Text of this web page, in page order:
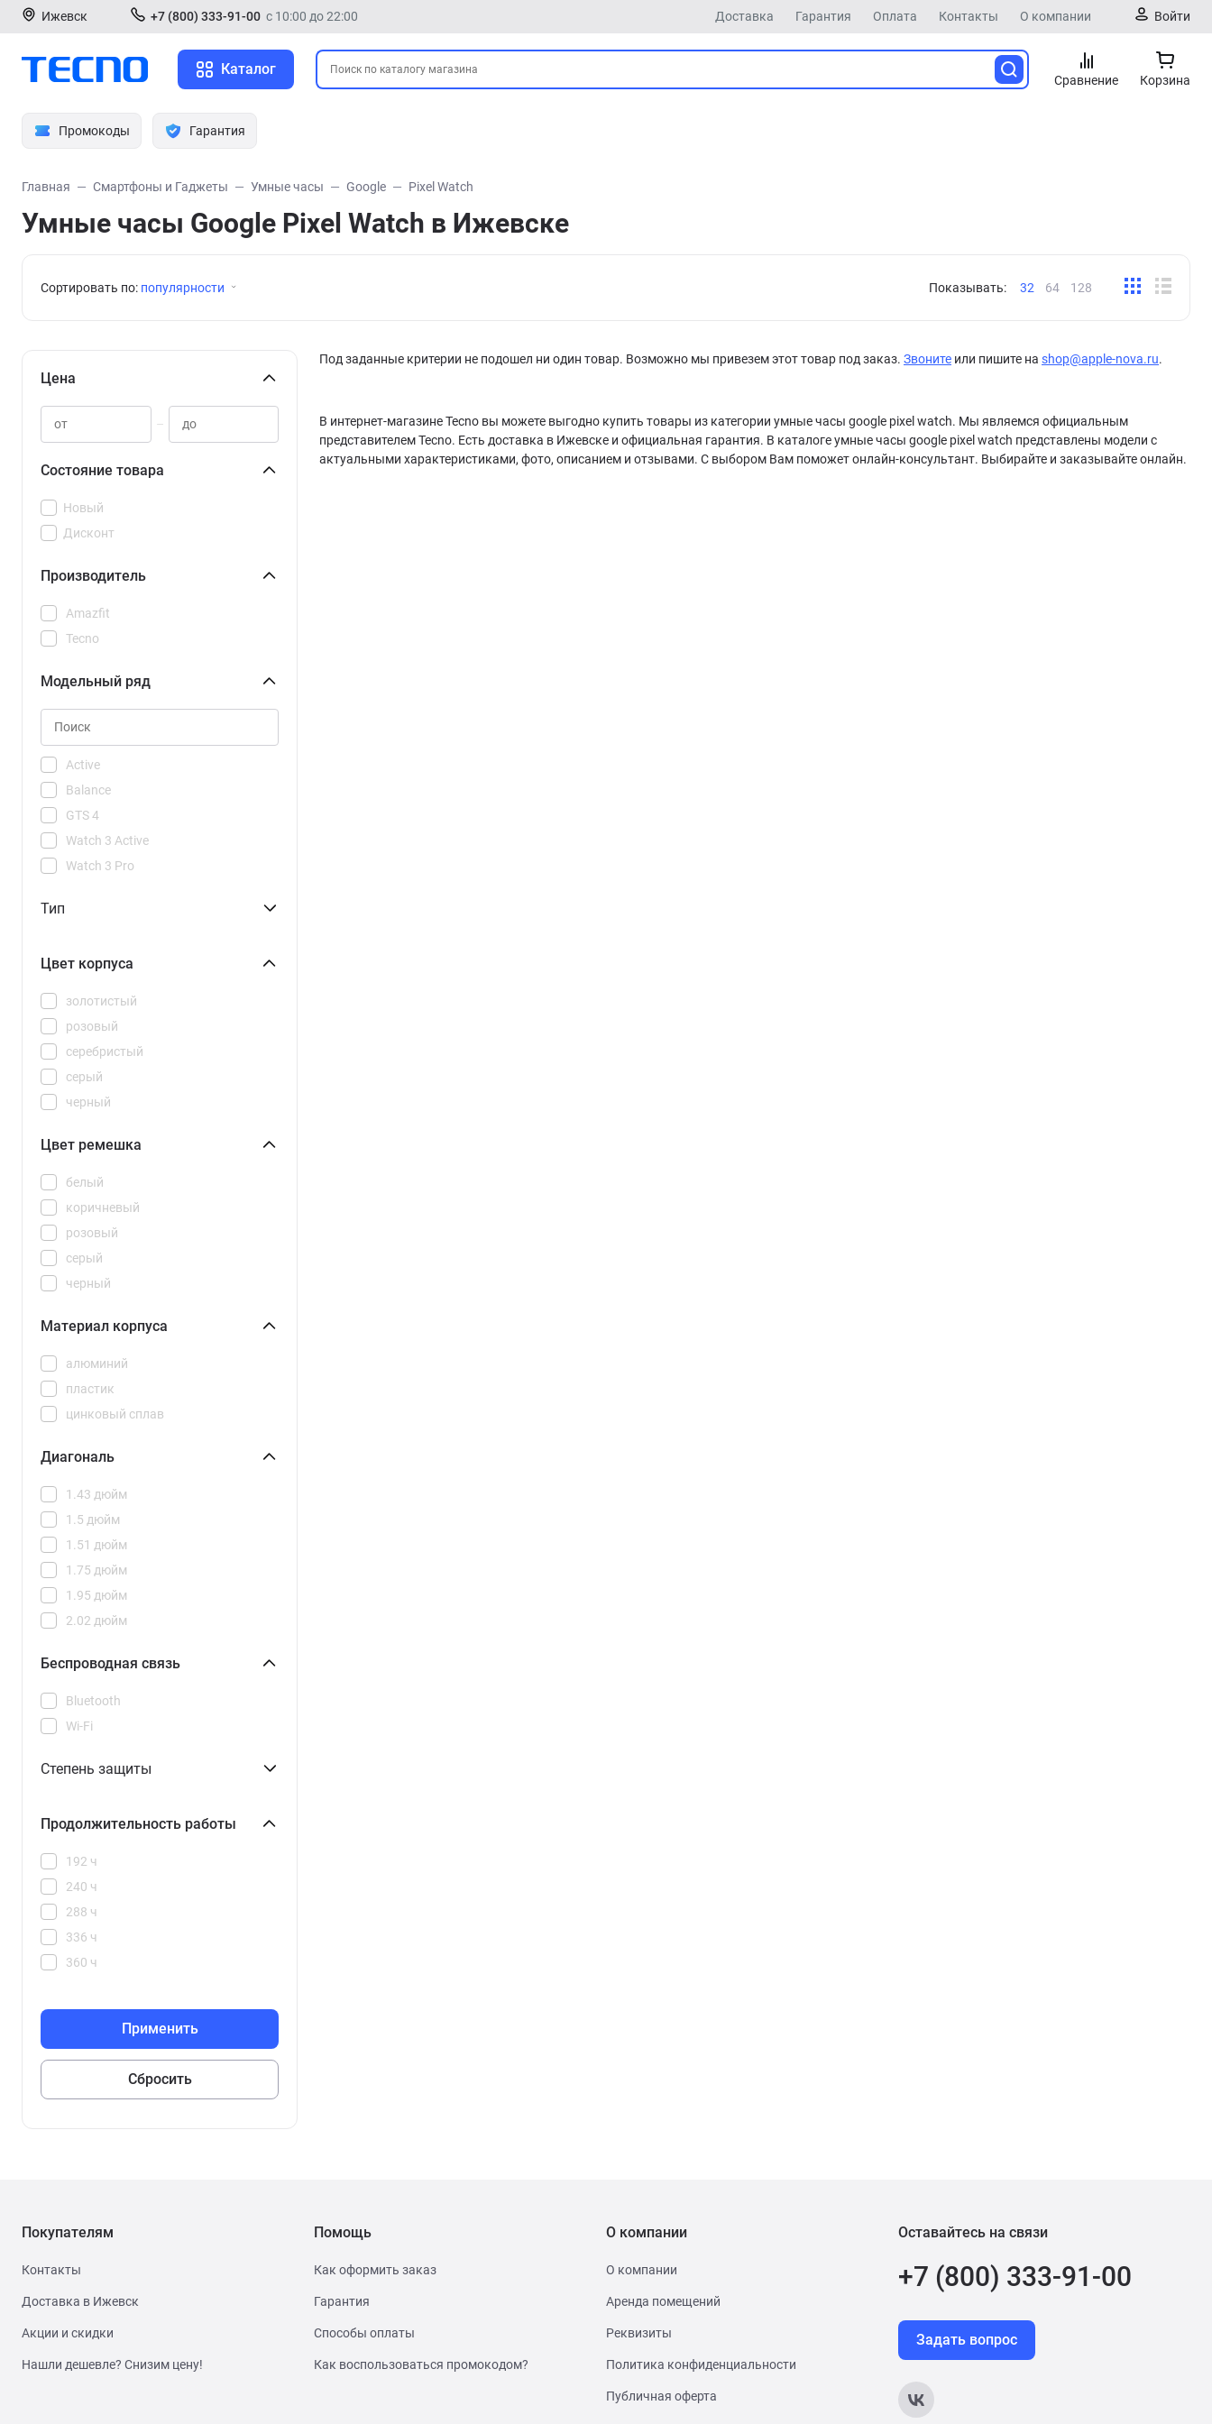
Ижевск +7 (800) 333-91-00 с 10:00 до 22:00 Доставка Гарантия Оплата Контакты О компании Войти
Каталог
Сравнение Корзина
Промокоды Гарантия
Главная Смартфоны и Гаджеты Умные часы Google Pixel Watch
Умные часы Google Pixel Watch в Ижевске
Сортировать по: популярности Показывать: 32 64 128
Цена
–
Состояние товара
Новый
Дисконт
Производитель
Amazfit
Tecno
Модельный ряд
Active
Balance
GTS 4
Watch 3 Active
Watch 3 Pro
Watch Neo
Тип
Цвет корпуса
золотистый
розовый
серебристый
серый
черный
Цвет ремешка
белый
коричневый
розовый
серый
черный
Материал корпуса
алюминий
пластик
цинковый сплав
Диагональ
1.43 дюйм
1.5 дюйм
1.51 дюйм
1.75 дюйм
1.95 дюйм
2.02 дюйм
Беспроводная связь
Bluetooth
Wi-Fi
Степень защиты
Продолжительность работы
192 ч
240 ч
288 ч
336 ч
360 ч
Под заданные критерии не подошел ни один товар. Возможно мы привезем этот товар под заказ. Звоните или пишите на shop@apple-nova.ru.
В интернет-магазине Tecno вы можете выгодно купить товары из категории умные часы google pixel watch. Мы являемся официальным
представителем Tecno. Есть доставка в Ижевске и официальная гарантия. В каталоге умные часы google pixel watch представлены модели с
актуальными характеристиками, фото, описанием и отзывами. С выбором Вам поможет онлайн-консультант. Выбирайте и заказывайте онлайн.
Покупателям
Контакты
Доставка в Ижевск
Акции и скидки
Нашли дешевле? Снизим цену!
Помощь
Как оформить заказ
Гарантия
Способы оплаты
Как воспользоваться промокодом?
О компании
О компании
Аренда помещений
Реквизиты
Политика конфиденциальности
Публичная оферта
Оставайтесь на связи
+7 (800) 333-91-00
Задать вопрос